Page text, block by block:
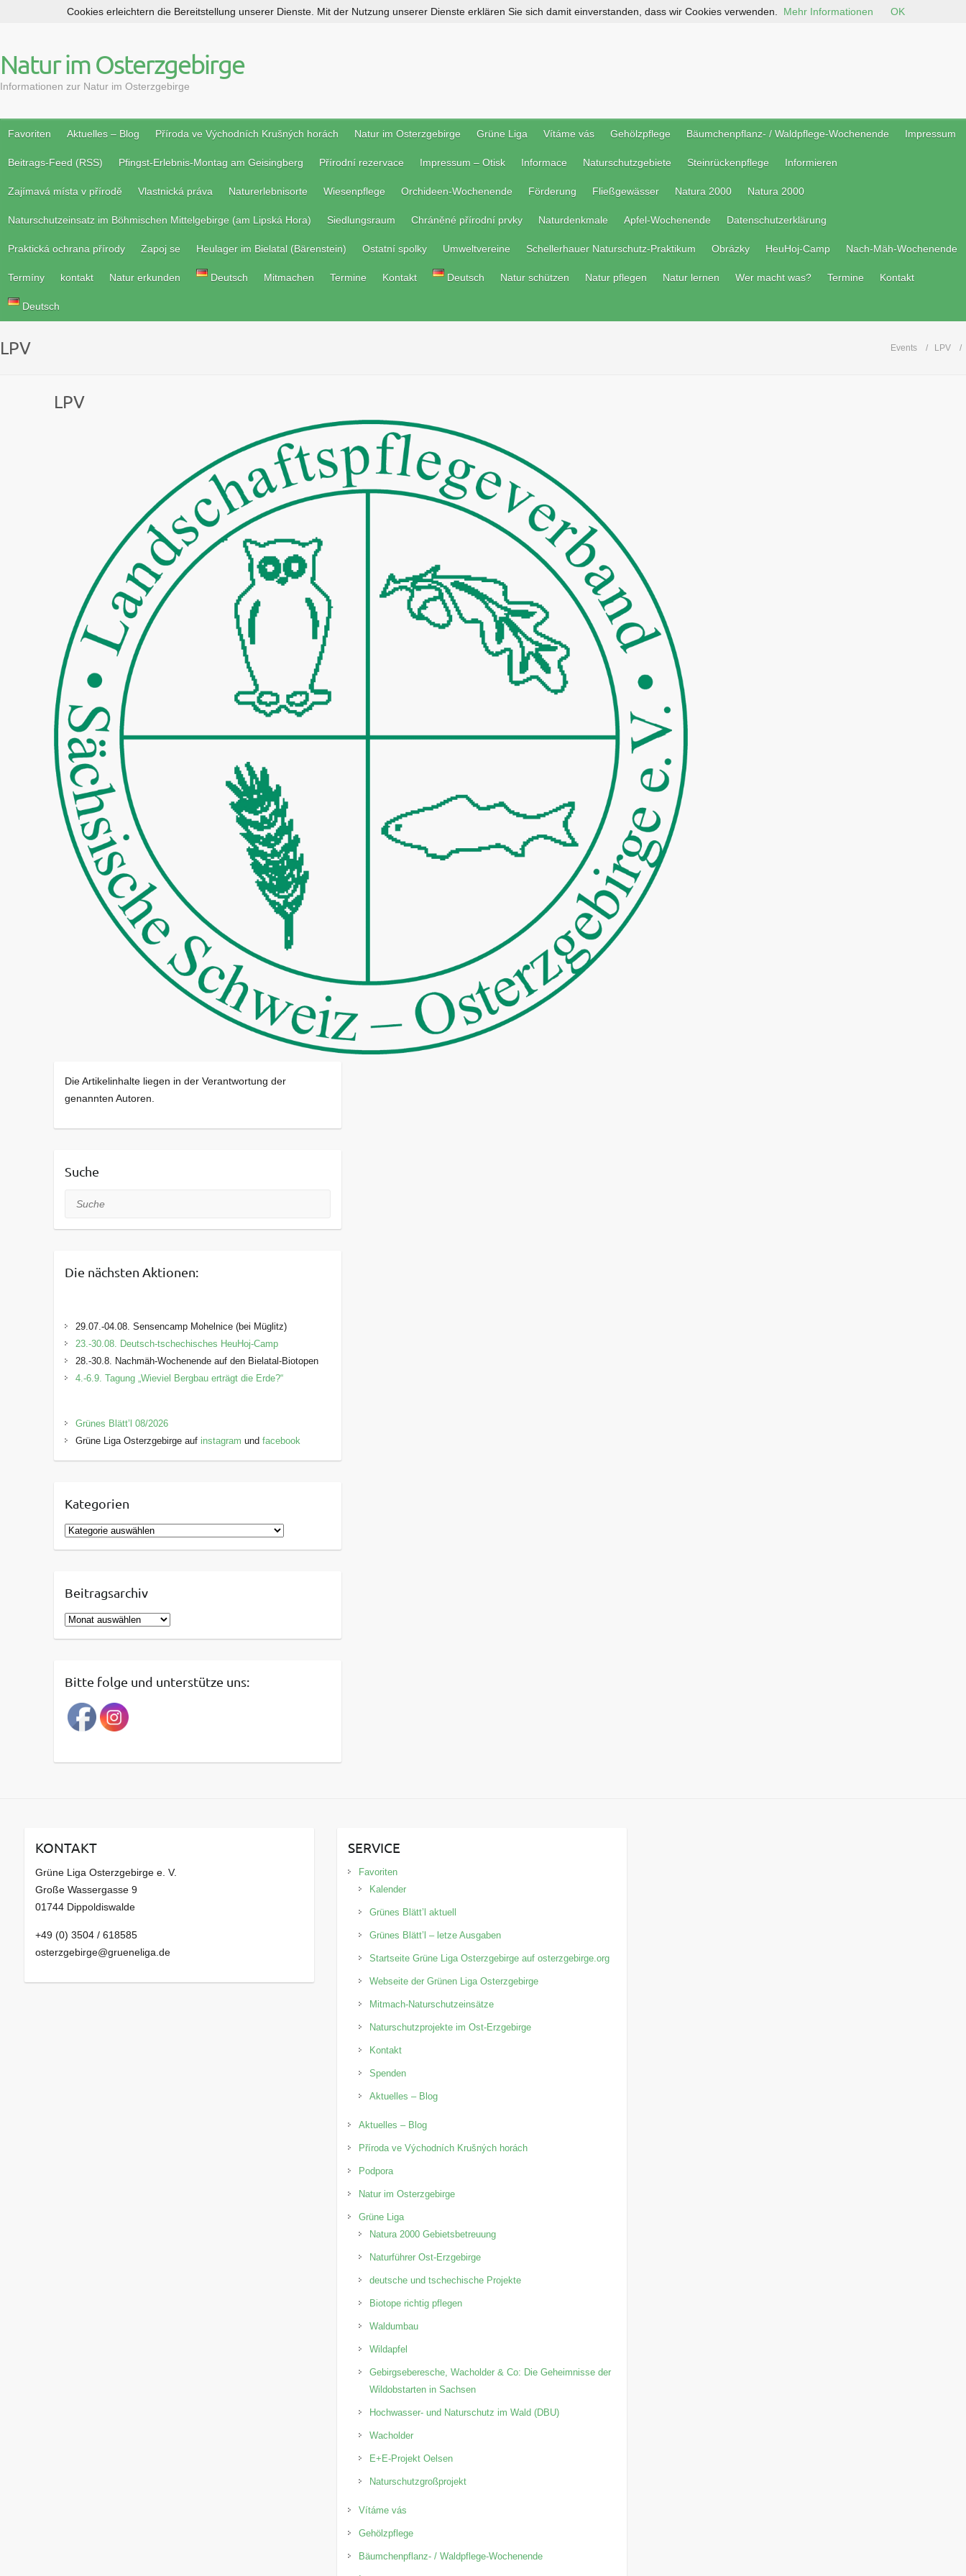
p
t
c
Natur im Osterzgebirge
Informationen zur Natur im Osterzgebirge
Favoriten Aktuelles – Blog Příroda ve Východních Krušných horách Natur im Osterzgebirge Grüne Liga Vítáme vás Gehölzpflege Bäumchenpflanz- / Waldpflege-Wochenende Impressum
Beitrags-Feed (RSS) Pfingst-Erlebnis-Montag am Geisingberg Přírodní rezervace Impressum – Otisk Informace Naturschutzgebiete Steinrückenpflege Informieren
Zajímavá místa v přírodě Vlastnická práva Naturerlebnisorte Wiesenpflege Orchideen-Wochenende Förderung Fließgewässer Natura 2000 Natura 2000
Naturschutzeinsatz im Böhmischen Mittelgebirge (am Lipská Hora) Siedlungsraum Chráněné přírodní prvky Naturdenkmale Apfel-Wochenende Datenschutzerklärung
Praktická ochrana přírody Zapoj se Heulager im Bielatal (Bärenstein) Ostatní spolky Umweltvereine Schellerhauer Naturschutz-Praktikum Obrázky HeuHoj-Camp Nach-Mäh-Wochenende
Termíny kontakt Natur erkunden Deutsch Mitmachen Termine Kontakt Deutsch Natur schützen Natur pflegen Natur lernen Wer macht was? Termine Kontakt
Deutsch
Events LPV
LPV
LPV
Die Artikelinhalte liegen in der Verantwortung der
genannten Autoren.
Suche
Suche
Die nächsten Aktionen:
29.07.-04.08. Sensencamp Mohelnice (bei Müglitz)
23.-30.08. Deutsch-tschechisches HeuHoj-Camp
28.-30.8. Nachmäh-Wochenende auf den Bielatal-Biotopen
4.-6.9. Tagung „Wieviel Bergbau erträgt die Erde?“
Grünes Blätt’l 08/2026
Grüne Liga Osterzgebirge auf instagram und facebook
Kategorien
K
a
g
o
n
Beitragsarchiv
B
e
r
g
v
Bitte folge und unterstütze uns:
KONTAKT
Grüne Liga Osterzgebirge e. V.
Große Wassergasse 9
01744 Dippoldiswalde
+49 (0) 3504 / 618585
osterzgebirge@grueneliga.de
SERVICE
Favoriten
Kalender
Grünes Blätt’l aktuell
Grünes Blätt’l – letze Ausgaben
Startseite Grüne Liga Osterzgebirge auf osterzgebirge.org
Webseite der Grünen Liga Osterzgebirge
Mitmach-Naturschutzeinsätze
Naturschutzprojekte im Ost-Erzgebirge
Kontakt
Spenden
Aktuelles – Blog
Aktuelles – Blog
Příroda ve Východních Krušných horách
Podpora
Natur im Osterzgebirge
Grüne Liga
Natura 2000 Gebietsbetreuung
Naturführer Ost-Erzgebirge
deutsche und tschechische Projekte
Biotope richtig pflegen
Waldumbau
Wildapfel
Gebirgseberesche, Wacholder & Co: Die Geheimnisse der
Wildobstarten in Sachsen
Hochwasser- und Naturschutz im Wald (DBU)
Wacholder
E+E-Projekt Oelsen
Naturschutzgroßprojekt
Vítáme vás
Gehölzpflege
Bäumchenpflanz- / Waldpflege-Wochenende
Cookies erleichtern die Bereitstellung unserer Dienste. Mit der Nutzung unserer Dienste erklären Sie sich damit einverstanden, dass wir Cookies verwenden. Mehr Informationen OK